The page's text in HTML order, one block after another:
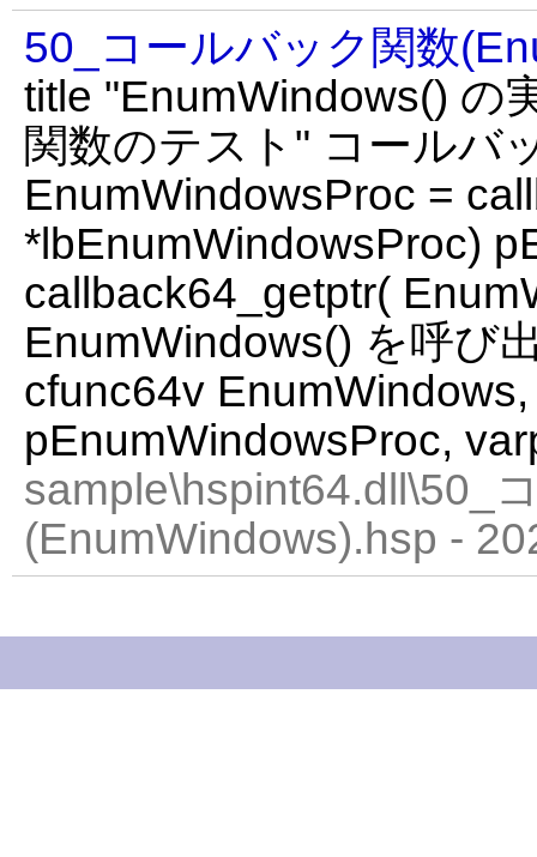
50_コールバック関数
title "EnumWindows()
関数のテスト" コールバ
EnumWindowsProc =
*lbEnumWindowsProc)
callback64_getptr(
EnumWindows() を呼び
cfunc64v EnumWindows,
pEnumWindowsProc,
sample\hspint64.dll\50_
(EnumWindows).hsp -